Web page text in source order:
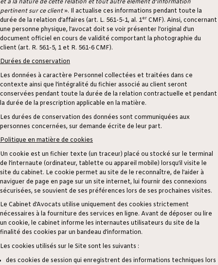
et à la nature de cette relation et tout autre élément d’information
pertinent sur ce client». Il actualise ces informations pendant toute la
durée de la relation d’affaires (art. L. 561-5-1, al. 1er CMF). Ainsi, concernant
une personne physique, l’avocat doit se voir présenter l’original d’un
document officiel en cours de validité comportant la photographie du
client (art. R. 561-5, 1 et R. 561-6 CMF).
Durées de conservation
Les données à caractère Personnel collectées et traitées dans ce
contexte ainsi que l’intégralité du fichier associé au client seront
conservées pendant toute la durée de la relation contractuelle et pendant
la durée de la prescription applicable en la matière.
Les durées de conservation des données sont communiquées aux
personnes concernées, sur demande écrite de leur part.
Politique en matière de cookies
Un cookie est un fichier texte (un traceur) placé ou stocké sur le terminal
de l’internaute (ordinateur, tablette ou appareil mobile) lorsqu’il visite le
site du cabinet. Le cookie permet au site de le reconnaître, de l’aider à
naviguer de page en page sur un site internet, lui fournir des connexions
sécurisées, se souvient de ses préférences lors de ses prochaines visites.
Le Cabinet d’Avocats utilise uniquement des cookies strictement
nécessaires à la fourniture des services en ligne. Avant de déposer ou lire
un cookie, le cabinet informe les internautes utilisateurs du site de la
finalité des cookies par un bandeau d’information.
Les cookies utilisés sur le Site sont les suivants :
des cookies de session qui enregistrent des informations techniques lors